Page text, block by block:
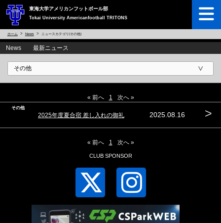
東海大学アメリカンフットボール部
Tokai University Americanfootball TRITONS
ホーム News ニュースカテゴリ(その他)
News 最新ニュース
« 前へ 1 次へ »
その他
2025年度夏合宿 差し入れの御礼 2025.08.16 >
« 前へ 1 次へ »
CLUB SPONSOR